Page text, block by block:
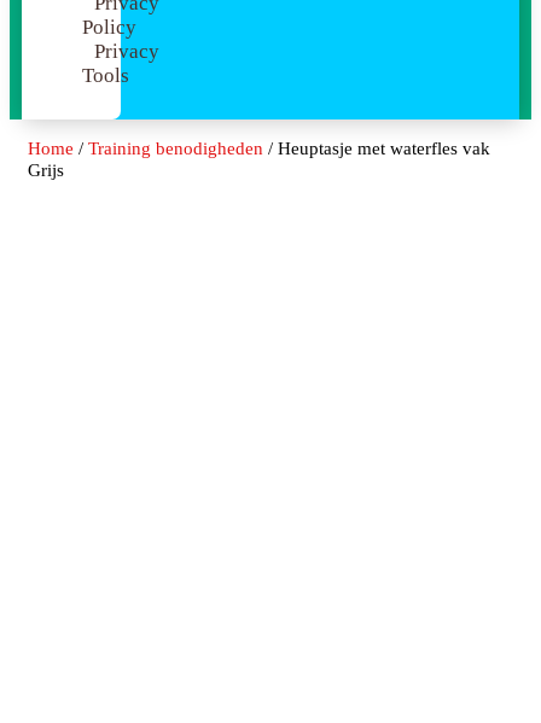
Policy
Privacy
Tools
Home / Training benodigheden / Heuptasje met waterfles vak
Grijs